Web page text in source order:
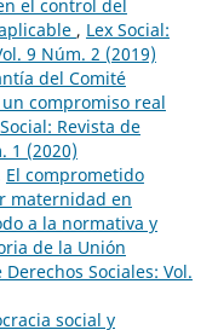
el control del
, Lex Social:
9 Núm. 2 (2019)
del Comité
compromiso real
Revista de
1 (2020)
El comprometido
maternidad en
a la normativa y
de la Unión
Sociales: Vol.
social y